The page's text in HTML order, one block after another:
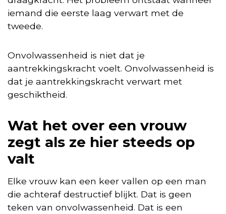
iemand die eerste laag verwart met de
tweede.
Onvolwassenheid is niet dat je
aantrekkingskracht voelt. Onvolwassenheid is
dat je aantrekkingskracht verwart met
geschiktheid.
Wat het over een vrouw
zegt als ze hier steeds op
valt
Elke vrouw kan een keer vallen op een man
die achteraf destructief blijkt. Dat is geen
teken van onvolwassenheid. Dat is een